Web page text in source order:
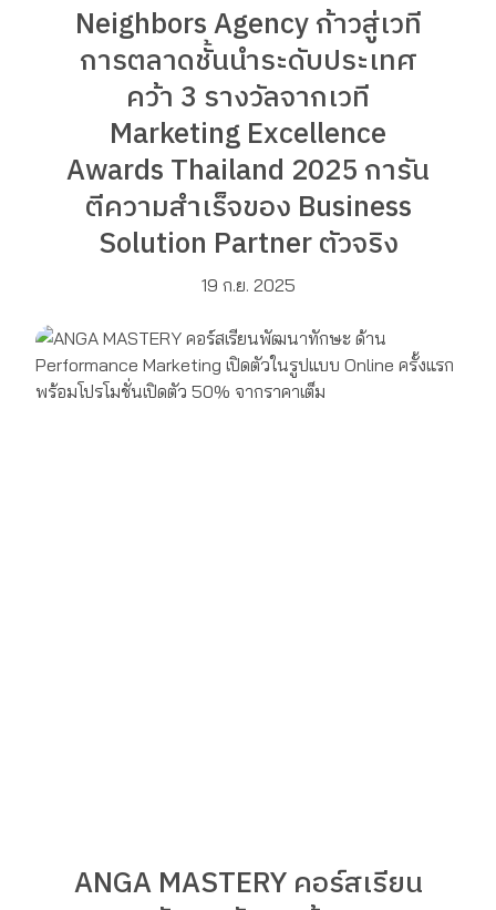
Neighbors Agency ก้าวสู่เวที
การตลาดชั้นนำระดับประเทศ
คว้า 3 รางวัลจากเวที
Marketing Excellence
Awards Thailand 2025 การัน
ตีความสำเร็จของ Business
Solution Partner ตัวจริง
19 ก.ย. 2025
ANGA MASTERY คอร์สเรียน